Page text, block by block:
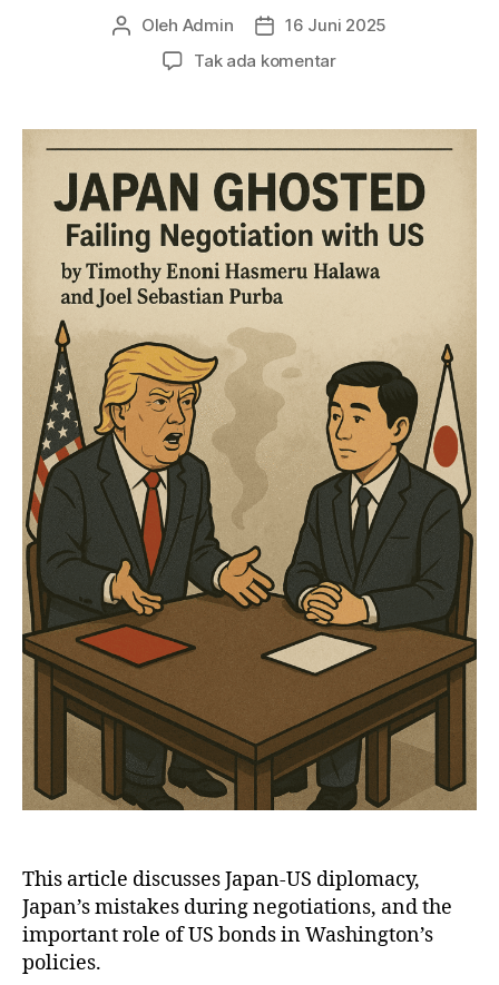
Penulis
artikel
Oleh Admin
Tanggal
artikel
16 Juni 2025
Tak ada komentarpada
Failing
Negotiation
with
US
This article discusses Japan-US diplomacy,
Japan’s mistakes during negotiations, and the
important role of US bonds in Washington’s
policies.